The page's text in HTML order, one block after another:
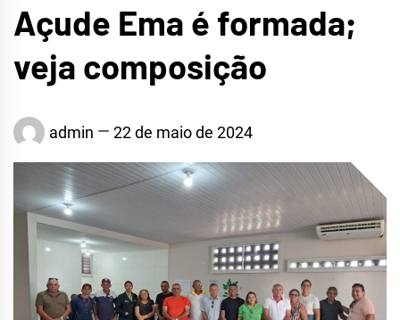
Açude Ema é formada;
veja composição
admin 22 de maio de 2024